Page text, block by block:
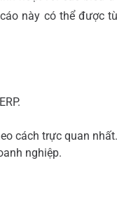
này có thể được
cách trực quan nhất.
nghiệp.